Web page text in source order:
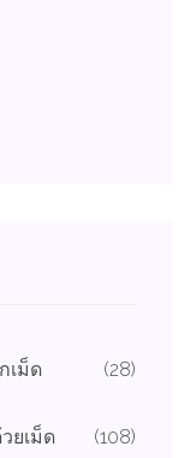
เม็ด
(28)
ยเม็ด
(108)